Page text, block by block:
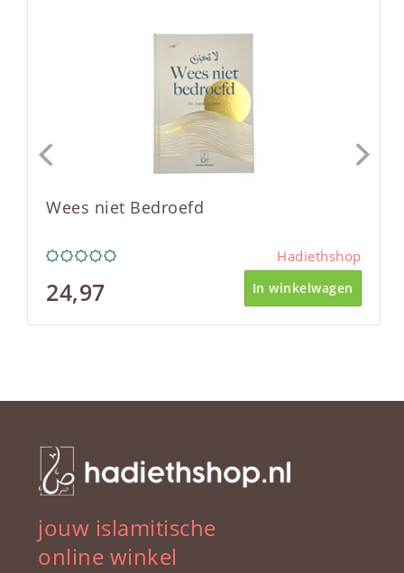
Wees niet Bedroefd
Hadiethshop
24,97 In winkelwagen
jouw islamitische
online winkel